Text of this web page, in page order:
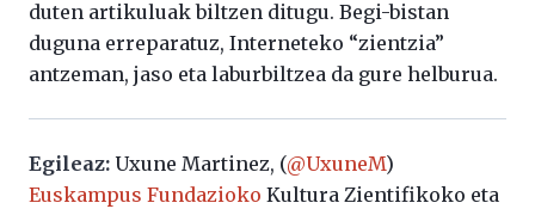
duten artikuluak biltzen ditugu. Begi-bistan
duguna erreparatuz, Interneteko “zientzia”
antzeman, jaso eta laburbiltzea da gure helburua.
Egileaz: Uxune Martinez, (@UxuneM)
Euskampus Fundazioko Kultura Zientifikoko eta